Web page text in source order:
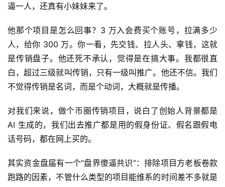
逼一人，还真有小妹妹来了。
他那个项目是怎么回事？3 万入会费买个账号，拉满多少
人，给你 300 万。你一看，先交钱、拉人头、拿钱，这就
是传销盘子。他还死不承认，觉得是在搞大事。我都很直
白，超过三级就叫传销，只有一级叫推广。他还不信。我们
不觉得传销是名词，而是个动词，大概就是传播。
对我们来说，做个币圈传销项目，说白了创始人背景都是
AI 生成的，我们出去推广都是用的假身份证、假名跟假电
话号码，都在网上买的。
其实资金盘届有一个“盘界傻逼共识”：排除项目方老板卷款
跑路的因素，不管什么类型的项目能维系的时间差不多就是